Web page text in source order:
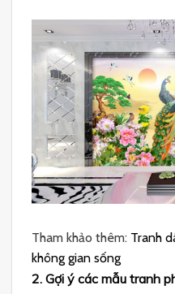
Tham khảo thêm: Tranh
không gian sống
2. Gợi ý các mẫu tranh